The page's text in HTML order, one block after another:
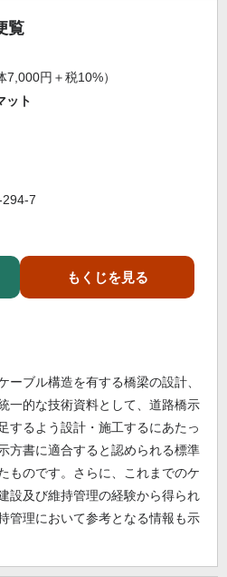
覧
7,000円＋税10%）
ット
7
もくじを見る
ーブル構造を有する橋梁の設計、
一的な技術資料として、道路橋示
するよう設計・施工するにあたっ
方書に適合すると認められる標準
ものです。さらに、これまでのケ
設及び維持管理の経験から得られ
管理において参考となる情報も示